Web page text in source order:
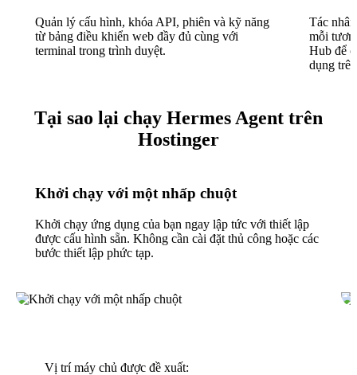
Quản lý cấu hình, khóa API, phiên và kỹ năng
từ bảng điều khiển web đầy đủ cùng với
terminal trong trình duyệt.
Tác
mỗi
Hub để
dụng
Tại sao lại chạy Hermes Agent trên
Hostinger
Khởi chạy với một nhấp chuột
Khởi chạy ứng dụng của bạn ngay lập tức với thiết lập
được cấu hình sẵn. Không cần cài đặt thủ công hoặc các
bước thiết lập phức tạp.
Vị trí máy chủ được đề xuất: